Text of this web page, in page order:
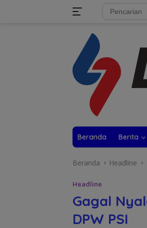
Beranda Berita
Beranda Headline
Headline
Gagal
DPW PSI